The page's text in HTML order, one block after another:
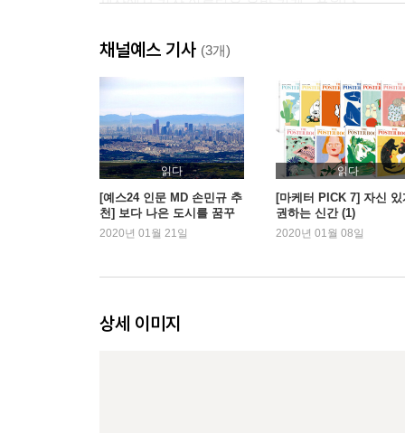
세상에서 가장 아름다운 음반 가게 - 풍월당
3부 작품 말고도 볼 것이 많은 예술 공간
담장 없는 미술관이 도심을 포근히 감싸네 - 국립
좋은 공간은 사람의 마음을 음악처럼 뒤흔드는 힘
멋진 건축물 하나가 동네를 바꾼다 - 아모레퍼시픽
산꼭대기에서 물에 비친 미술관을 감상한다 - 뮤지
4부 개인 취향과 사회 가치가 제대로 구현된 곳
화가의 살림집에는 숲이 펼쳐져 있다 - 죽설헌
채널예스 기사 (3개)
읽다
[예스24 인문 MD 손민규 추
천] 보다 나은 도시를 꿈꾸
다
2020년 01월 21일
읽다
[마케터 PICK 7] 자신 있
권하는 신간 (1)
2020년 01월 08일
상세 이미지